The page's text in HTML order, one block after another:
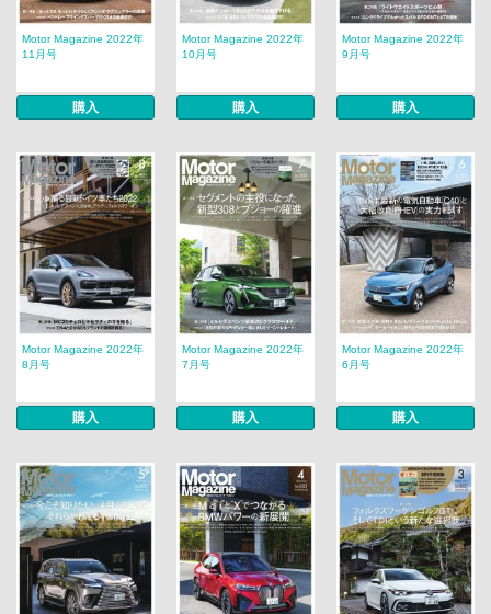
Motor Magazine 2022年
11月号
購入
Motor Magazine 2022年
10月号
購入
Motor Magazine 2022年
9月号
購入
Motor Magazine 2022年
8月号
購入
Motor Magazine 2022年
7月号
購入
Motor Magazine 2022年
6月号
購入